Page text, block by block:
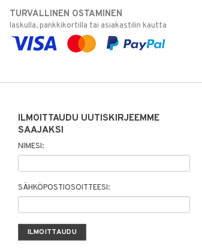
TURVALLINEN OSTAMINEN
laskulla, pankkikortilla tai asiakastilin kautta
ILMOITTAUDU UUTISKIRJEEMME
SAAJAKSI
NIMESI:
SÄHKÖPOSTIOSOITTEESI: